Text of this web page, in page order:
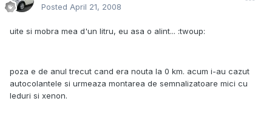
Posted April 21, 2008
uite si mobra mea d'un litru, eu asa o alint... :twoup:
poza e de anul trecut cand era nouta la 0 km. acum i-au cazut
autocolantele si urmeaza montarea de semnalizatoare mici cu
leduri si xenon.